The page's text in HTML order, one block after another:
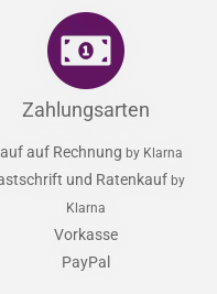
Zahlungsarten
auf Rechnung by Klarna
und Ratenkauf by
Klarna
Vorkasse
PayPal